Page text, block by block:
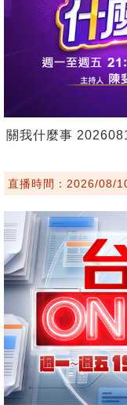
關我什麼事
直播時間：2026/08/